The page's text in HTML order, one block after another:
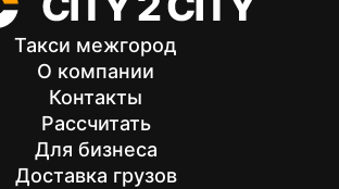
Такси межгород
О компании
Контакты
Рассчитать
Для бизнеса
Доставка грузов